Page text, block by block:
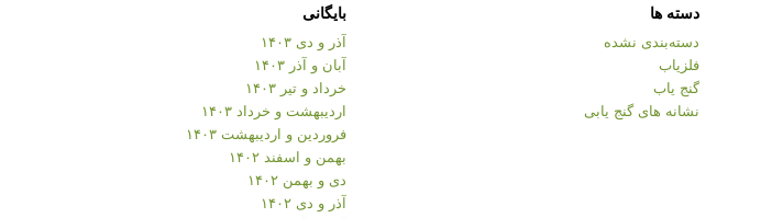
دسته ها
دسته‌بندی نشده
فلزیاب
گنج یاب
نشانه های گنج یابی
بایگانی
آذر و دی ۱۴۰۳
آبان و آذر ۱۴۰۳
خرداد و تیر ۱۴۰۳
اردیبهشت و خرداد ۱۴۰۳
فروردین و اردیبهشت ۱۴۰۳
بهمن و اسفند ۱۴۰۲
دی و بهمن ۱۴۰۲
آذر و دی ۱۴۰۲